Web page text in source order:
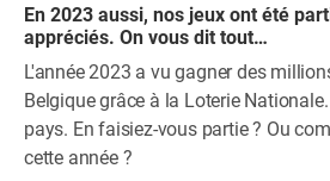
En 2023 aussi, nos jeux ont été
appréciés. On vous dit tout…
L'année 2023 a vu gagner des
Belgique grâce à la Loterie
pays. En faisiez-vous partie ? Ou
cette année ?